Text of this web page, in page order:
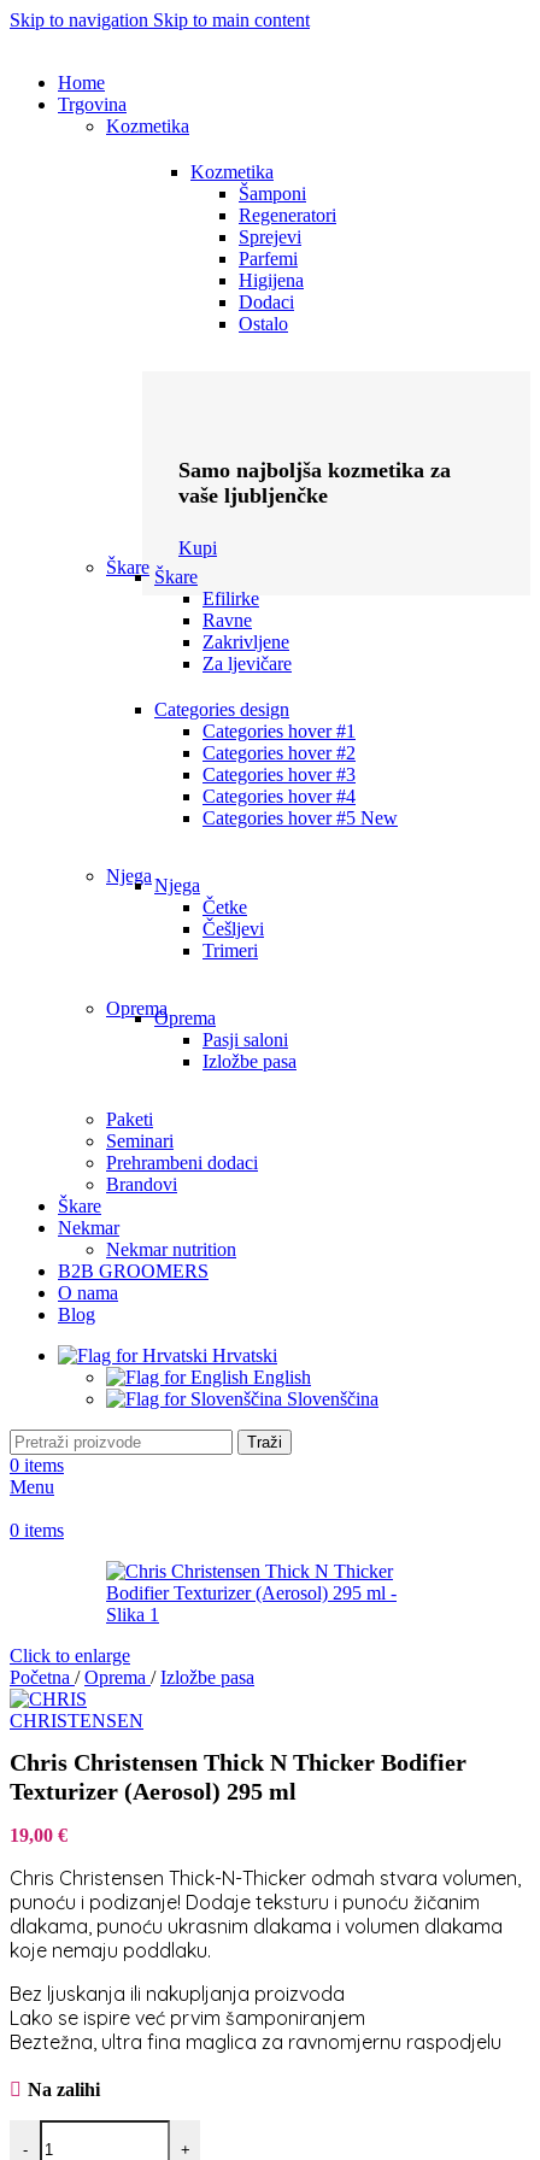
Skip to navigation Skip to main content
Home
Trgovina
Kozmetika
Kozmetika
Šamponi
Regeneratori
Sprejevi
Parfemi
Higijena
Dodaci
Ostalo
Samo najboljša kozmetika za
vaše ljubljenčke
Kupi
Škare Škare
Efilirke
Ravne
Zakrivljene
Za ljevičare
Categories design
Categories hover #1
Categories hover #2
Categories hover #3
Categories hover #4
Categories hover #5 New
NjegaNjega
Četke
Češljevi
Trimeri
OpremaOprema
Pasji saloni
Izložbe pasa
Paketi
Seminari
Prehrambeni dodaci
Brandovi
Škare
Nekmar
Nekmar nutrition
B2B GROOMERS
O nama
Blog
Hrvatski
English
Slovenščina
Traži
0 items
Menu
0 items
Click to enlarge
Početna / Oprema / Izložbe pasa
Chris Christensen Thick N Thicker Bodifier
Texturizer (Aerosol) 295 ml
19,00 €
Chris Christensen Thick-N-Thicker odmah stvara volumen,
punoću i podizanje! Dodaje teksturu i punoću žičanim
dlakama, punoću ukrasnim dlakama i volumen dlakama
koje nemaju poddlaku.
Bez ljuskanja ili nakupljanja proizvoda
Lako se ispire već prvim šamponiranjem
Beztežna, ultra fina maglica za ravnomjernu raspodjelu
Na zalihi
-
Chris Christensen Thick N Thicker Bodifier Texturizer (Aerosol)
+